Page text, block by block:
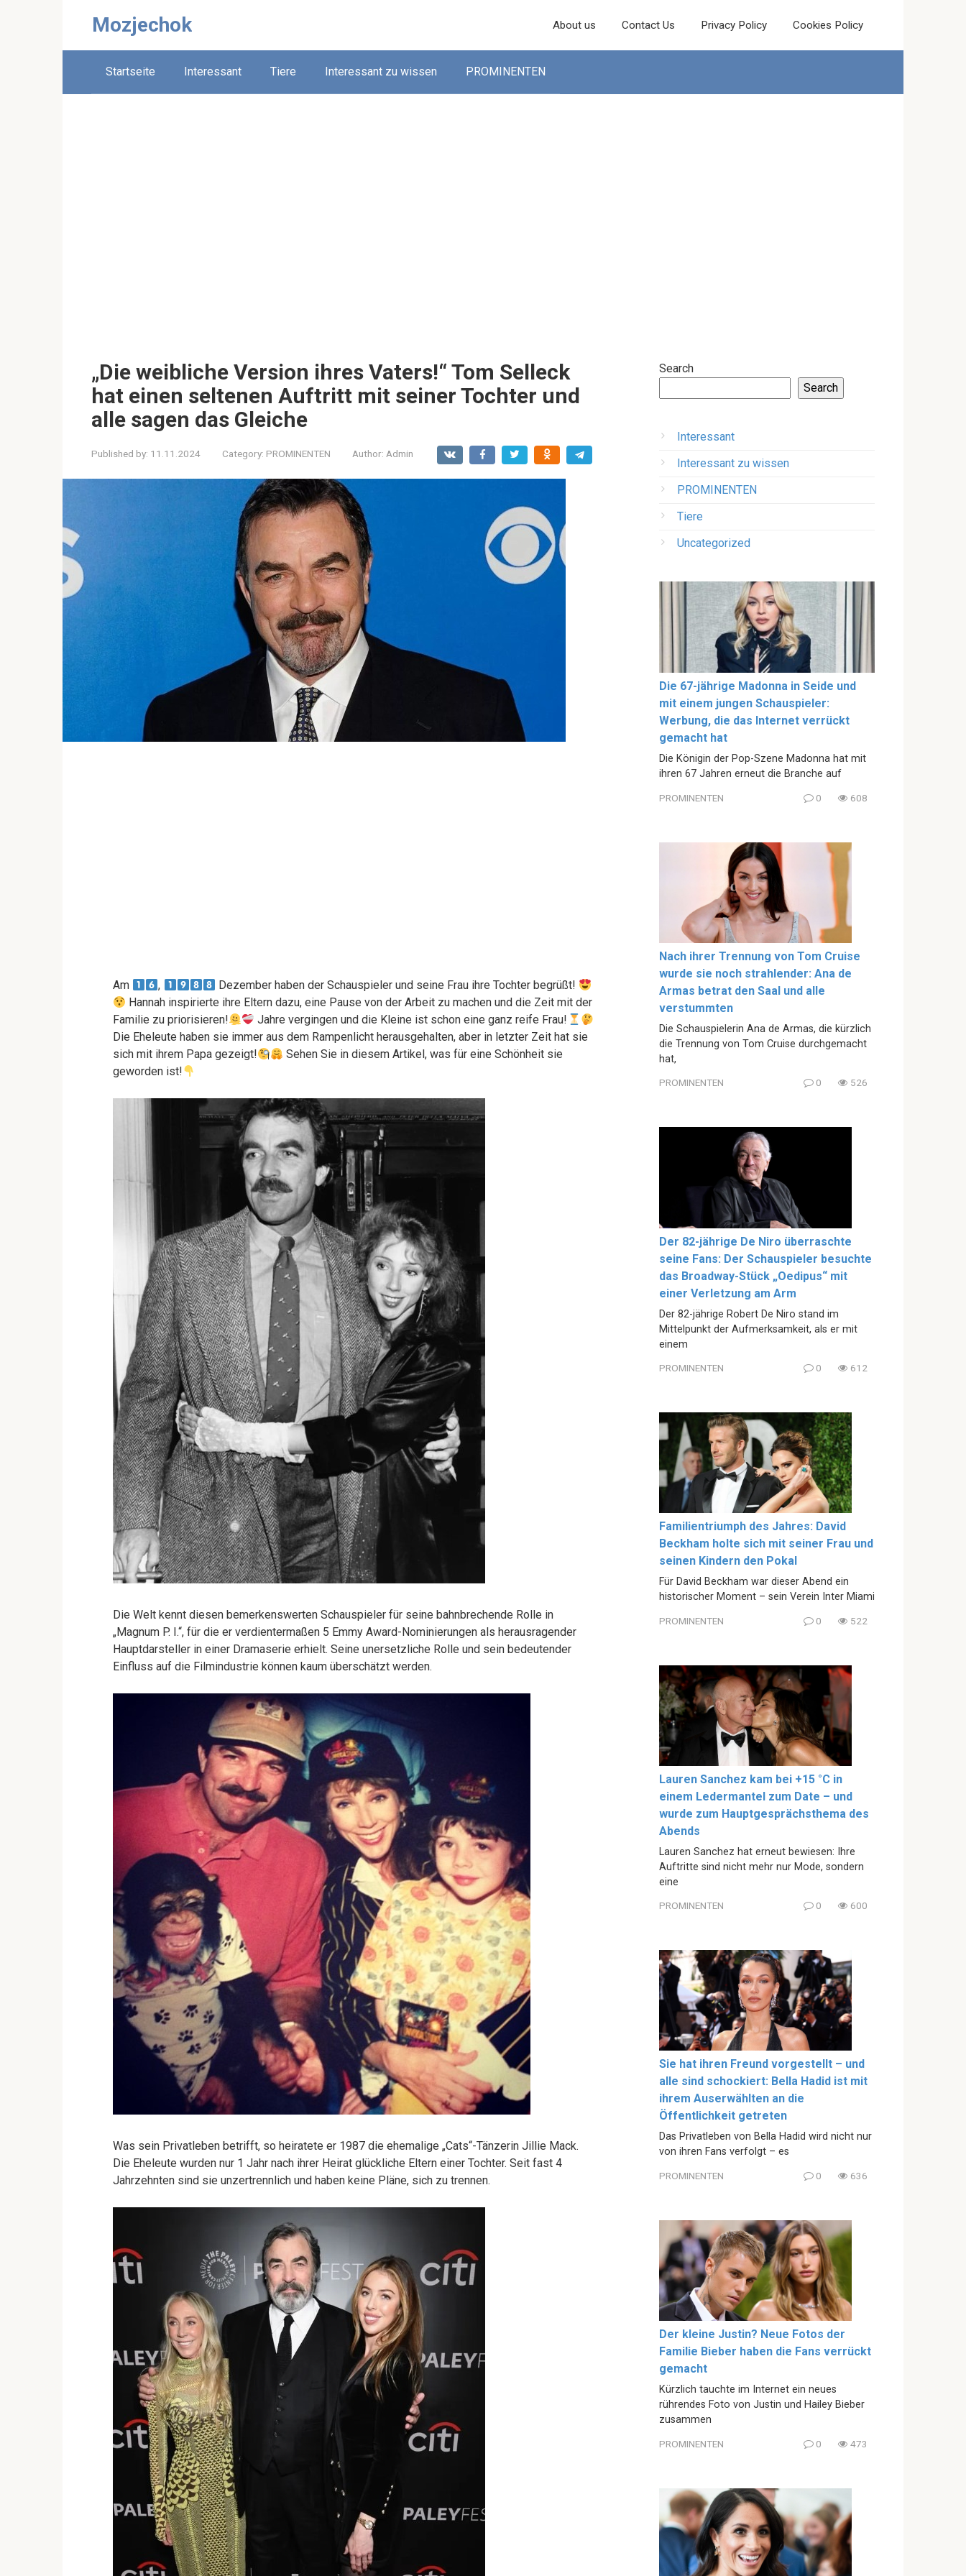
Mozjechok About us Contact Us Privacy Policy Cookies Policy
Startseite Interessant Tiere Interessant zu wissen PROMINENTEN
„Die weibliche Version ihres Vaters!“ Tom Selleck
hat einen seltenen Auftritt mit seiner Tochter und
alle sagen das Gleiche
Published by: 11.11.2024 Category: PROMINENTEN Author: Admin
Am ,
Dezember haben der Schauspieler und seine Frau ihre Tochter begrüßt!
Hannah inspirierte ihre Eltern dazu, eine Pause von der Arbeit zu machen und die Zeit mit der
Familie zu priorisieren!
Jahre vergingen und die Kleine ist schon eine ganz reife Frau!
Die Eheleute haben sie immer aus dem Rampenlicht herausgehalten, aber in letzter Zeit hat sie
sich mit ihrem Papa gezeigt!
Sehen Sie in diesem Artikel, was für eine Schönheit sie
geworden ist!
Die Welt kennt diesen bemerkenswerten Schauspieler für seine bahnbrechende Rolle in
„Magnum P. I.“, für die er verdientermaßen 5 Emmy Award-Nominierungen als herausragender
Hauptdarsteller in einer Dramaserie erhielt. Seine unersetzliche Rolle und sein bedeutender
Einfluss auf die Filmindustrie können kaum überschätzt werden.
Was sein Privatleben betrifft, so heiratete er 1987 die ehemalige „Cats“-Tänzerin Jillie Mack.
Die Eheleute wurden nur 1 Jahr nach ihrer Heirat glückliche Eltern einer Tochter. Seit fast 4
Jahrzehnten sind sie unzertrennlich und haben keine Pläne, sich zu trennen.
Search
Search
Interessant
Interessant zu wissen
PROMINENTEN
Tiere
Uncategorized
Die 67-jährige Madonna in Seide und
mit einem jungen Schauspieler:
Werbung, die das Internet verrückt
gemacht hat
Die Königin der Pop-Szene Madonna hat mit
ihren 67 Jahren erneut die Branche auf
PROMINENTEN 0 608
Nach ihrer Trennung von Tom Cruise
wurde sie noch strahlender: Ana de
Armas betrat den Saal und alle
verstummten
Die Schauspielerin Ana de Armas, die kürzlich
die Trennung von Tom Cruise durchgemacht
hat,
PROMINENTEN 0 526
Der 82-jährige De Niro überraschte
seine Fans: Der Schauspieler besuchte
das Broadway-Stück „Oedipus“ mit
einer Verletzung am Arm
Der 82-jährige Robert De Niro stand im
Mittelpunkt der Aufmerksamkeit, als er mit
einem
PROMINENTEN 0 612
Familientriumph des Jahres: David
Beckham holte sich mit seiner Frau und
seinen Kindern den Pokal
Für David Beckham war dieser Abend ein
historischer Moment – sein Verein Inter Miami
PROMINENTEN 0 522
Lauren Sanchez kam bei +15 °C in
einem Ledermantel zum Date – und
wurde zum Hauptgesprächsthema des
Abends
Lauren Sanchez hat erneut bewiesen: Ihre
Auftritte sind nicht mehr nur Mode, sondern
eine
PROMINENTEN 0 600
Sie hat ihren Freund vorgestellt – und
alle sind schockiert: Bella Hadid ist mit
ihrem Auserwählten an die
Öffentlichkeit getreten
Das Privatleben von Bella Hadid wird nicht nur
von ihren Fans verfolgt – es
PROMINENTEN 0 636
Der kleine Justin? Neue Fotos der
Familie Bieber haben die Fans verrückt
gemacht
Kürzlich tauchte im Internet ein neues
rührendes Foto von Justin und Hailey Bieber
zusammen
PROMINENTEN 0 473